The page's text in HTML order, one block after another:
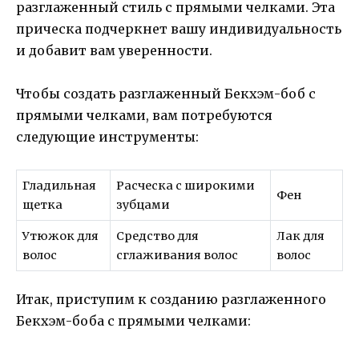
разглаженный стиль с прямыми челками. Эта
прическа подчеркнет вашу индивидуальность
и добавит вам уверенности.
Чтобы создать разглаженный Бекхэм-боб с
прямыми челками, вам потребуются
следующие инструменты:
Гладильная
щетка
Расческа с широкими
зубцами
Фен
Утюжок для
волос
Средство для
сглаживания волос
Лак для
волос
Итак, приступим к созданию разглаженного
Бекхэм-боба с прямыми челками: